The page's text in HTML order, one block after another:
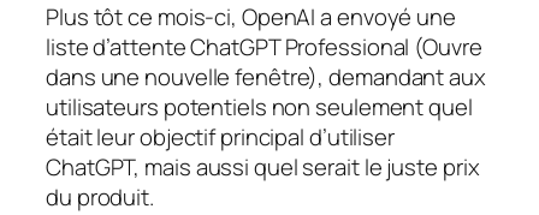
Plus tôt ce mois-ci, OpenAI a envoyé une
liste d’attente ChatGPT Professional (Ouvre
dans une nouvelle fenêtre), demandant aux
utilisateurs potentiels non seulement quel
était leur objectif principal d’utiliser
ChatGPT, mais aussi quel serait le juste prix
du produit.